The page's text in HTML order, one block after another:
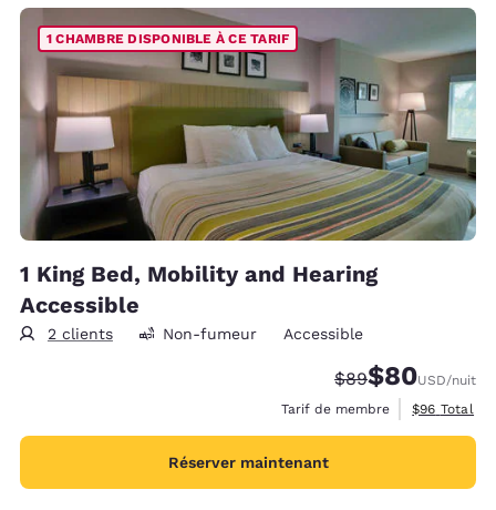
1 CHAMBRE DISPONIBLE À CE TARIF
1 King Bed, Mobility and Hearing
Accessible
2 clients Non-fumeur Accessible
Tarif barré :
$89Tarif réduit :
$80USD/nuit
Tarif de membre
Afficher les
$96 Total
Réserver maintenant